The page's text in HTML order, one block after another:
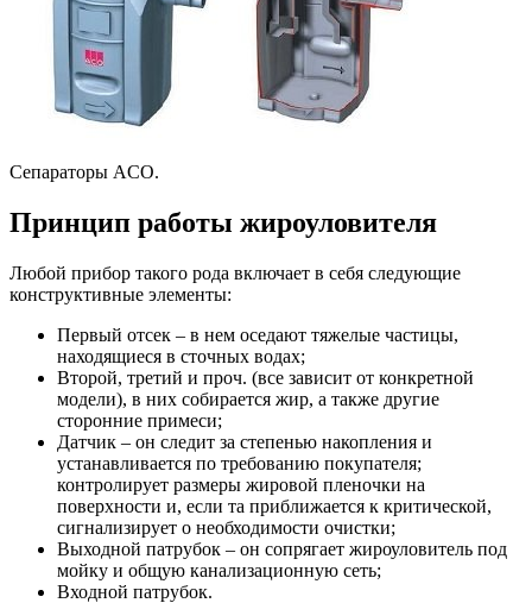
Сепараторы ACO.
Принцип работы жироуловителя
Любой прибор такого рода включает в себя следующие
конструктивные элементы:
Первый отсек – в нем оседают тяжелые частицы,
находящиеся в сточных водах;
Второй, третий и проч. (все зависит от конкретной
модели), в них собирается жир, а также другие
сторонние примеси;
Датчик – он следит за степенью накопления и
устанавливается по требованию покупателя;
контролирует размеры жировой пленочки на
поверхности и, если та приближается к критической,
сигнализирует о необходимости очистки;
Выходной патрубок – он сопрягает жироуловитель под
мойку и общую канализационную сеть;
Входной патрубок.